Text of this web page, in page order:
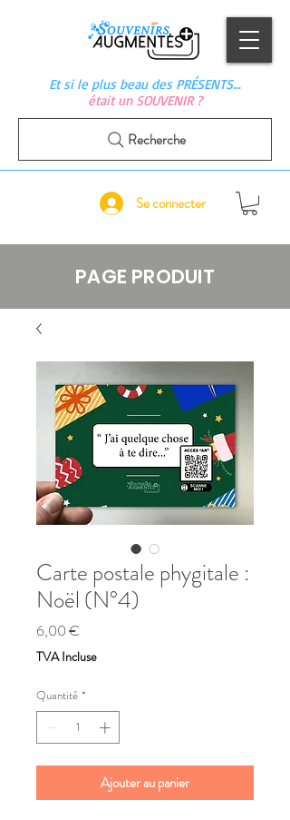
Et si le plus beau des PRÉSENTS…
était un SOUVENIR ?
Se connecter
Recherche
PAGE PRODUIT
Carte postale phygitale :
Noël (N°4)
6,00 €
TVA Incluse
Quantité *
Ajouter au panier